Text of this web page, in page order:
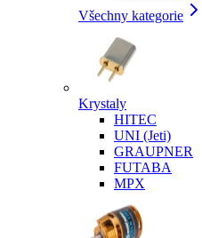
Všechny kategorie
Krystaly
HITEC
UNI (Jeti)
GRAUPNER
FUTABA
MPX